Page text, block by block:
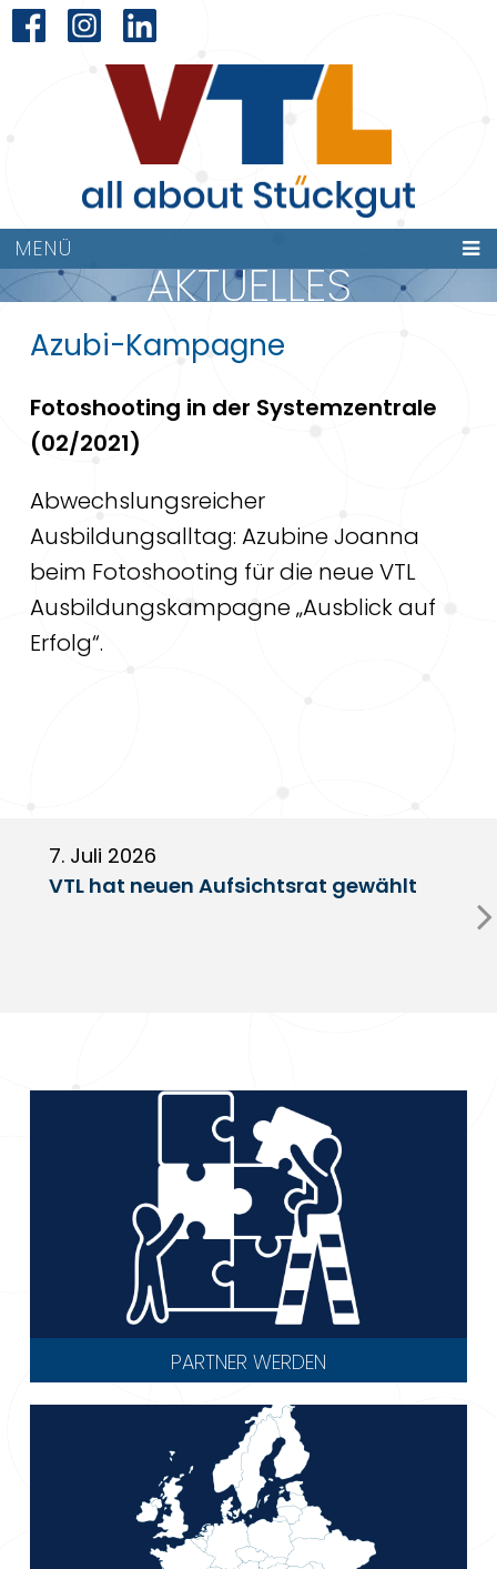
MENÜ
AKTUELLES
Azubi-Kampagne
Fotoshooting in der Systemzentrale
(02/2021)
Abwechslungsreicher
Ausbildungsalltag: Azubine Joanna
beim Fotoshooting für die neue VTL
Ausbildungskampagne „Ausblick auf
Erfolg“.
7. Juli 2026
VTL hat neuen Aufsichtsrat gewählt
PARTNER WERDEN